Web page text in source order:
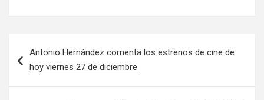
Antonio Hernández comenta los estrenos de cine de
hoy viernes 27 de diciembre